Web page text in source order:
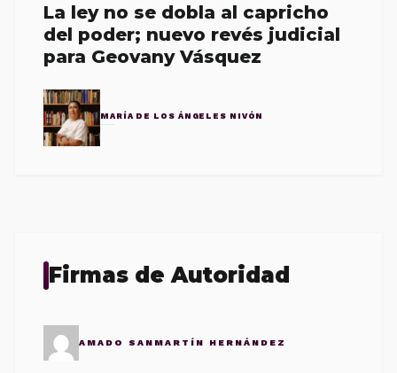
La ley no se dobla al capricho
del poder; nuevo revés judicial
para Geovany Vásquez
MARÍA DE LOS ÁNGELES NIVÓN
Firmas de Autoridad
AMADO SANMARTÍN HERNÁNDEZ